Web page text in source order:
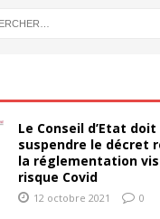
Le Conseil d’Etat doit
suspendre le décret
la réglementation
risque Covid
12 octobre 2021 0